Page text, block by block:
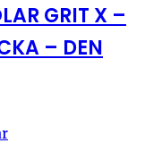
GRIT X –
– DEN